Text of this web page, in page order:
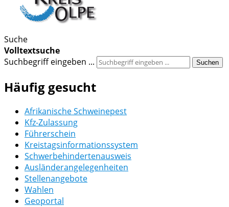
Suche
Volltextsuche
Suchbegriff eingeben ...
Suchen
Häufig gesucht
Afrikanische Schweinepest
Kfz-Zulassung
Führerschein
Kreistagsinformationssystem
Schwerbehindertenausweis
Ausländerangelegenheiten
Stellenangebote
Wahlen
Geoportal